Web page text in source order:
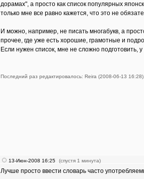
дорамах", а просто как список популярных
только мне все равно кажется, что это не
И можно, например, не писать многабукв, а
прочее, где уже есть хорошие, грамотные и
Если нужен список, мне не сложно подготовить,
Последний раз редактировалось: Reira (2008-06-13
13-Июн-2008 16:25 (спустя 1 минута)
Лучше просто ввести словарь часто